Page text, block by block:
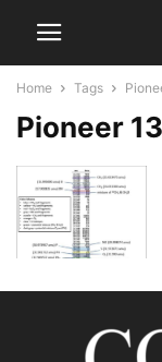
Home Tags
Pioneer 13